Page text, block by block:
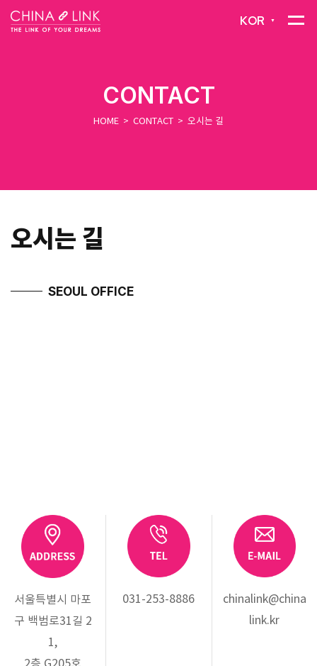
KOR ▼
CONTACT
HOME > CONTACT > 오시는 길
오시는 길
SEOUL OFFICE
서울특별시 마포
구 백범로31길 2
1,
031-253-8886
chinalink@china
link.kr